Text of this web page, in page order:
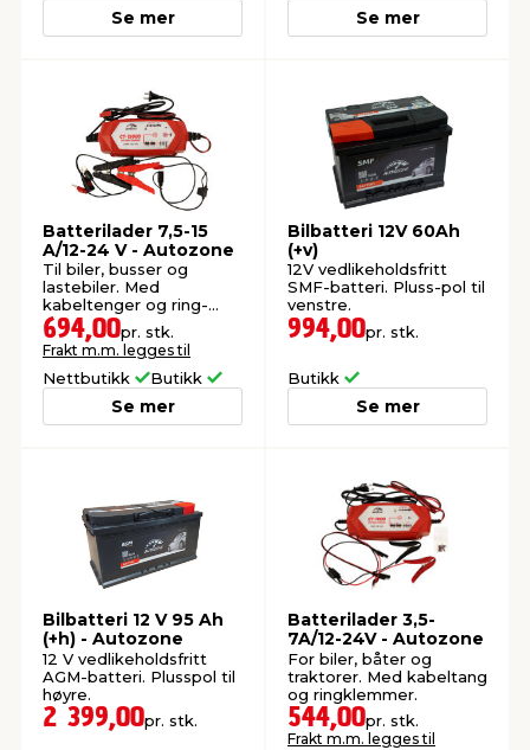
Se mer Se mer
Batterilader 7,5-15
A/12-24 V - Autozone
Til biler, busser og
lastebiler. Med
kabeltenger og ring-
terminaler.
694,00pr. stk.
Frakt m.m. legges til
Nettbutikk Butikk
Se mer
Bilbatteri 12V 60Ah
(+v)
12V vedlikeholdsfritt
SMF-batteri. Pluss-pol til
venstre.
994,00pr. stk.
Butikk
Se mer
Bilbatteri 12 V 95 Ah
(+h) - Autozone
12 V vedlikeholdsfritt
AGM-batteri. Plusspol til
høyre.
2 399,00pr. stk.
Batterilader 3,5-
7A/12-24V - Autozone
For biler, båter og
traktorer. Med kabeltang
og ringklemmer.
544,00pr. stk.
Frakt m.m. legges til